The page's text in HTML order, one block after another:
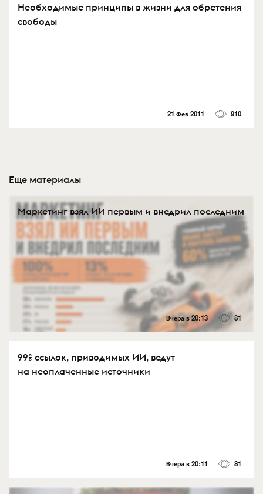
Необходимые принципы в жизни для обретения
свободы
21 Фев 2011 910
Еще материалы
Маркетинг взял ИИ первым и внедрил последним
Вчера в 20:13 81
99% ссылок, приводимых ИИ, ведут
на неоплаченные источники
Вчера в 20:11 81